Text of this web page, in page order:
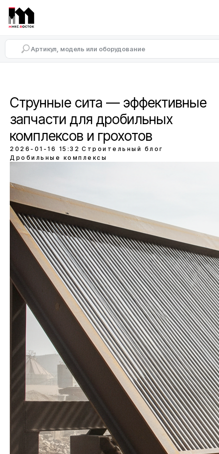
Струнные сита — эффективные
запчасти для дробильных
комплексов и грохотов
2026-01-16 15:32 Строительный блог
Дробильные комплексы